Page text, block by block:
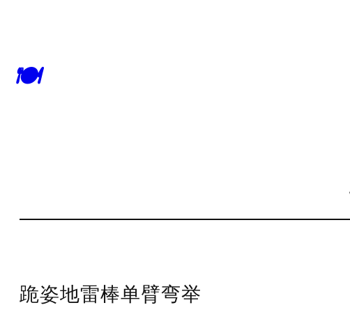
🍽
跪姿地雷棒单臂弯举